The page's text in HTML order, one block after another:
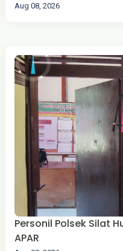
Aug 08, 2026
Personil Polsek Silat
APAR